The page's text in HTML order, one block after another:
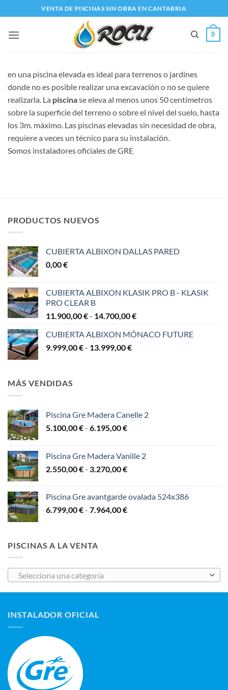
al
contenido
VENTA DE PISCINAS SIN OBRA EN CANTABRIA
0
en una piscina elevada es ideal para terrenos o jardines
donde no es posible realizar una excavación o no se quiere
realizarla. La piscinase eleva al menos unos 50 centímetros
sobre la superficie del terreno o sobre el nivel del suelo, hasta
los 3m. máximo. Las piscinas elevadas sin necesidad de obra,
requiere a veces un técnico para su instalación.
Somos instaladores oficiales de GRE
PRODUCTOS NUEVOS
CUBIERTA ALBIXON DALLAS PARED
0,00€
CUBIERTA ALBIXON KLASIK PRO B - KLASIK
PRO CLEAR B
11.900,00€- 14.700,00€Rango
precios:
CUBIERTA ALBIXON MÓNACO FUTURE
9.999,00€- 13.999,00€Rango
13.999,00 €
MÁS VENDIDAS
Piscina Gre Madera Canelle 2
5.100,00€- 6.195,00€Rango
desde
5.100,00 €
Piscina Gre Madera Vanille 2
2.550,00€- 3.270,00€Rango
desde
2.550,00 €
Piscina Gre avantgarde ovalada 524x386
6.799,00€- 7.964,00€Rango
PISCINAS A LA VENTA
Selecciona una categoría
INSTALADOR OFICIAL